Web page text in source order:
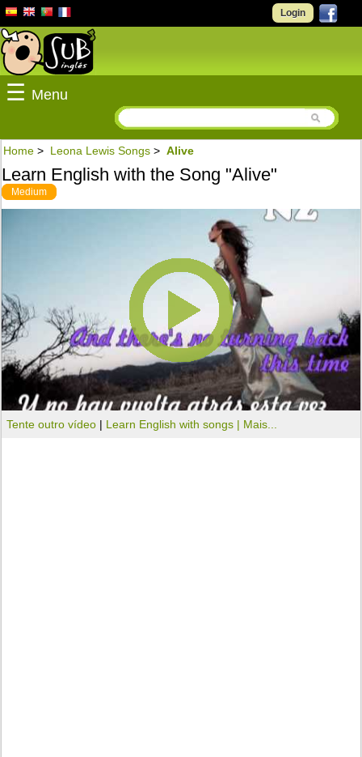
Login
☰ Menu
Home > Leona Lewis Songs > Alive
Learn English with the Song "Alive"
Medium
Tente outro vídeo | Learn English with songs | Mais...